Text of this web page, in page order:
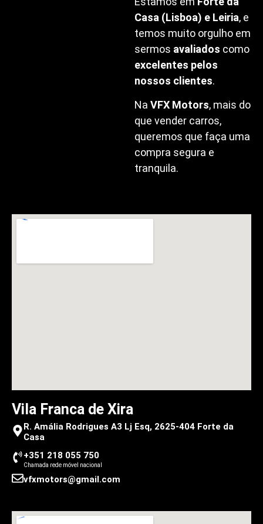
Casa (Lisboa) e Leiria, e
temos muito orgulho em
sermos avaliados como
excelentes pelos
nossos clientes.
NaVFX Motors, mais do
que vender carros,
queremos que faça uma
compra segura e
tranquila.
Vila Franca de Xira
R. Amália Rodrigues A3 Lj Esq, 2625-404 Forte da
Casa
+351 218 055 750
Chamada rede móvel nacional
vfxmotors@gmail.com